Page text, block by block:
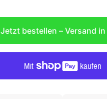
Jetzt bestellen – Versand